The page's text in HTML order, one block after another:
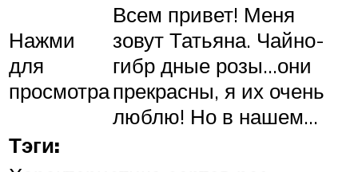
Нажми
для
просмотра
Всем привет! Меня
зовут Татьяна. Чайно-
гибр дные розы…они
прекрасны, я их очень
люблю! Но в нашем…
Тэги: